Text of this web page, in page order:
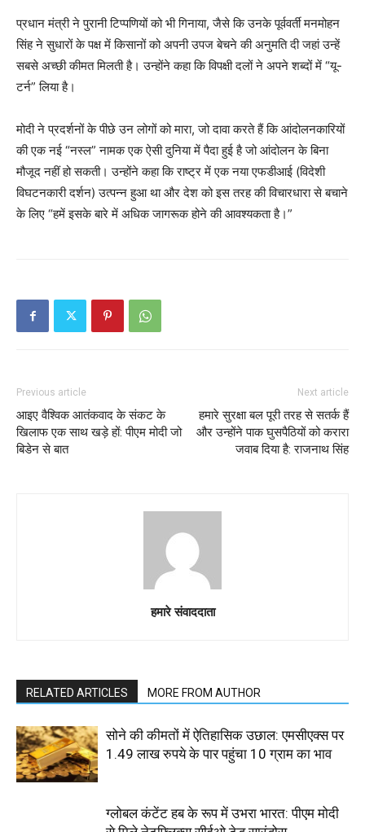
प्रधान मंत्री ने पुरानी टिप्पणियों को भी गिनाया, जैसे कि उनके पूर्ववर्ती मनमोहन
सिंह ने सुधारों के पक्ष में किसानों को अपनी उपज बेचने की अनुमति दी जहां उन्हें
सबसे अच्छी कीमत मिलती है। उन्होंने कहा कि विपक्षी दलों ने अपने शब्दों में “यू-
टर्न” लिया है।
मोदी ने प्रदर्शनों के पीछे उन लोगों को मारा, जो दावा करते हैं कि आंदोलनकारियों
की एक नई “नस्ल” नामक एक ऐसी दुनिया में पैदा हुई है जो आंदोलन के बिना
मौजूद नहीं हो सकती। उन्होंने कहा कि राष्ट्र में एक नया एफडीआई (विदेशी
विघटनकारी दर्शन) उत्पन्न हुआ था और देश को इस तरह की विचारधारा से बचाने
के लिए “हमें इसके बारे में अधिक जागरूक होने की आवश्यकता है।”
Previous article
आइए वैश्विक आतंकवाद के संकट के
खिलाफ एक साथ खड़े हों: पीएम मोदी जो
बिडेन से बात
Next article
हमारे सुरक्षा बल पूरी तरह से सतर्क हैं
और उन्होंने पाक घुसपैठियों को करारा
जवाब दिया है: राजनाथ सिंह
हमारे संवाददाता
RELATED ARTICLES MORE FROM AUTHOR
सोने की कीमतों में ऐतिहासिक उछाल: एमसीएक्स पर
1.49 लाख रुपये के पार पहुंचा 10 ग्राम का भाव
ग्लोबल कंटेंट हब के रूप में उभरा भारत: पीएम मोदी